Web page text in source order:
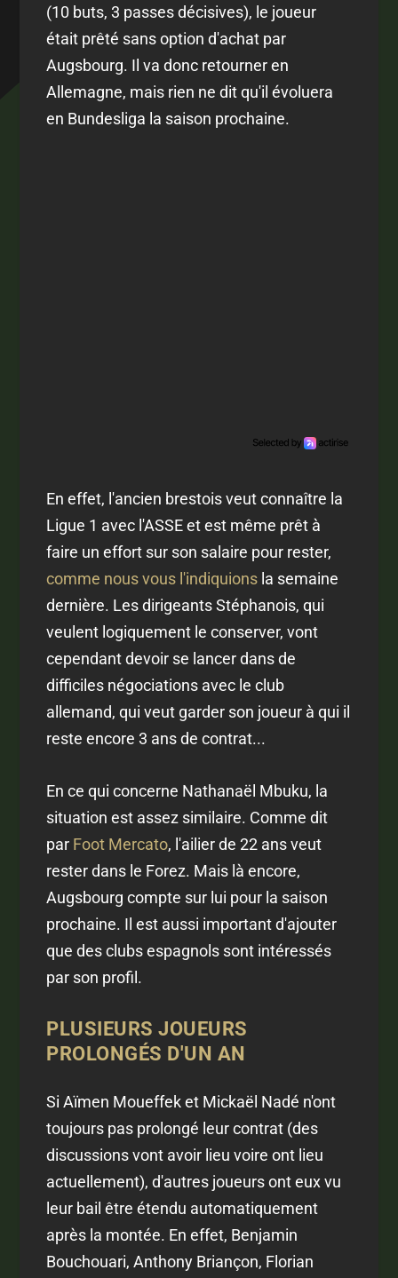
(10 buts, 3 passes décisives), le joueur
était prêté sans option d'achat par
Augsbourg. Il va donc retourner en
Allemagne, mais rien ne dit qu'il évoluera
en Bundesliga la saison prochaine.
En effet, l'ancien brestois veut connaître la
Ligue 1 avec l'ASSE et est même prêt à
faire un effort sur son salaire pour rester,
comme nous vous l'indiquions la semaine
dernière. Les dirigeants Stéphanois, qui
veulent logiquement le conserver, vont
cependant devoir se lancer dans de
difficiles négociations avec le club
allemand, qui veut garder son joueur à qui il
reste encore 3 ans de contrat...
En ce qui concerne Nathanaël Mbuku, la
situation est assez similaire. Comme dit
par Foot Mercato, l'ailier de 22 ans veut
rester dans le Forez. Mais là encore,
Augsbourg compte sur lui pour la saison
prochaine. Il est aussi important d'ajouter
que des clubs espagnols sont intéressés
par son profil.
PLUSIEURS JOUEURS
PROLONGÉS D'UN AN
Si Aïmen Moueffek et Mickaël Nadé n'ont
toujours pas prolongé leur contrat (des
discussions vont avoir lieu voire ont lieu
actuellement), d'autres joueurs ont eux vu
leur bail être étendu automatiquement
après la montée. En effet, Benjamin
Bouchouari, Anthony Briançon, Florian